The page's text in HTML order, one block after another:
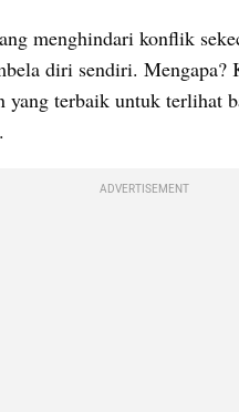
menghindari konflik
diri sendiri. Mengapa?
yang terbaik untuk terlihat
ADVERTISEMENT